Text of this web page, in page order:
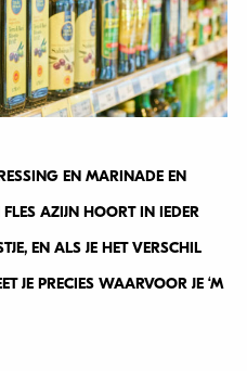
EN MARINADE EN
AZIJN HOORT IN IEDER
EN ALS JE HET VERSCHIL
JE PRECIES WAARVOOR JE ‘M